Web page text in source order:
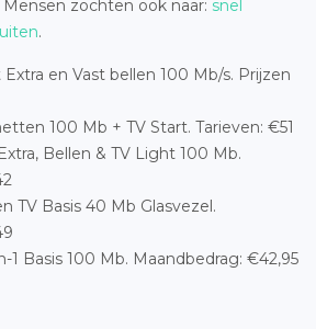
zochten ook naar: snel
.
en Vast bellen 100 Mb/s. Prijzen
100 Mb + TV Start. Tarieven: €51
Bellen & TV Light 100 Mb.
TV Basis 40 Mb Glasvezel.
1 Basis 100 Mb. Maandbedrag: €42,95